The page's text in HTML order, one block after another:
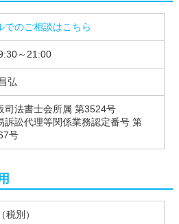
でのご相談はこちら
～21:00
弘
司法書士会所属 第3524号
訴訟代理等関係業務認定番号 第
号
税別）